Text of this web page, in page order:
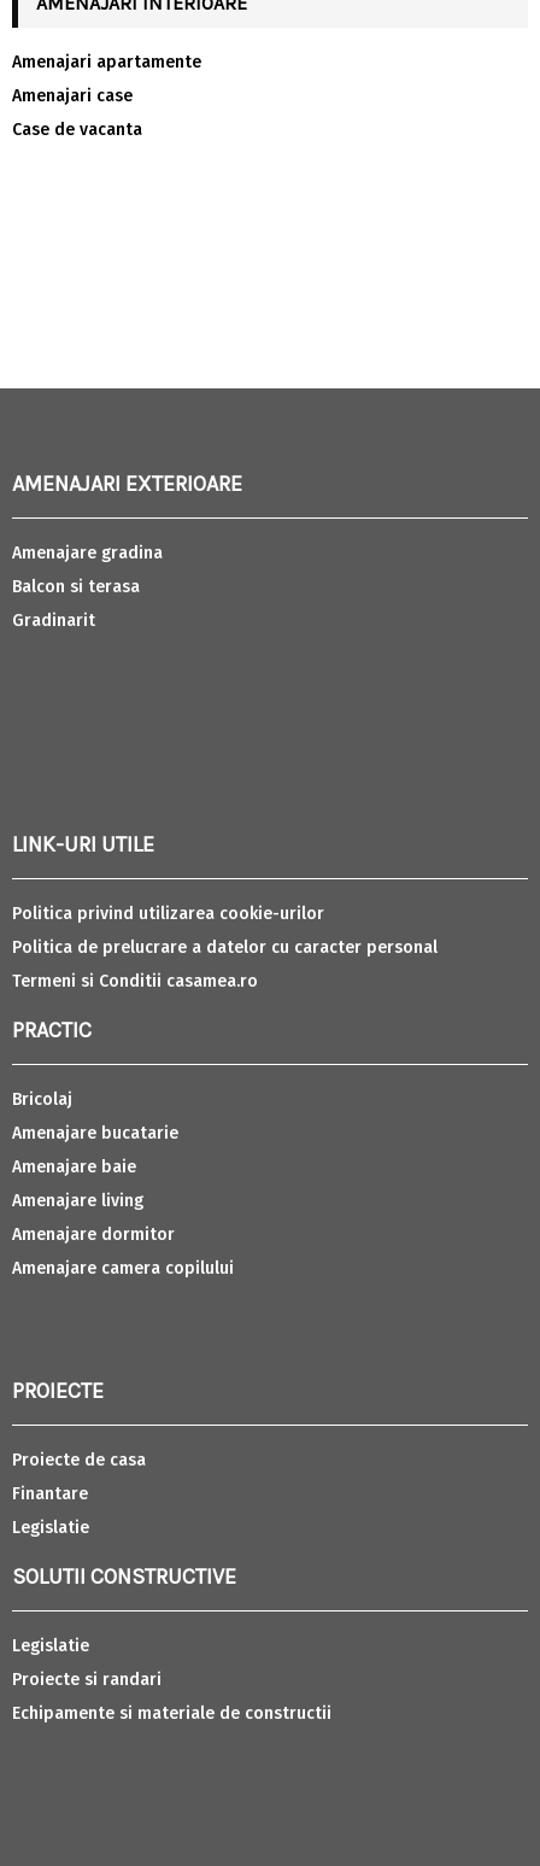
Amenajari apartamente
Amenajari case
Case de vacanta
AMENAJARI EXTERIOARE
Amenajare gradina
Balcon si terasa
Gradinarit
LINK-URI UTILE
Politica privind utilizarea cookie-urilor
Politica de prelucrare a datelor cu caracter personal
Termeni si Conditii casamea.ro
PRACTIC
Bricolaj
Amenajare bucatarie
Amenajare baie
Amenajare living
Amenajare dormitor
Amenajare camera copilului
PROIECTE
Proiecte de casa
Finantare
Legislatie
SOLUTII CONSTRUCTIVE
Legislatie
Proiecte si randari
Echipamente si materiale de constructii